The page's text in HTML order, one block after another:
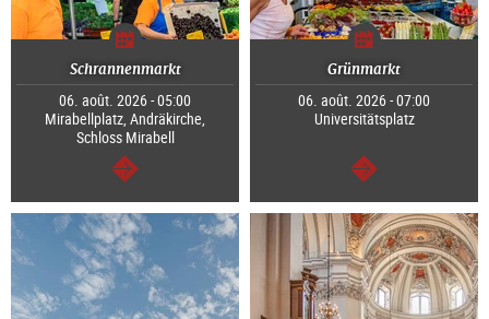
Schrannenmarkt
06. août. 2026 - 05:00
Mirabellplatz, Andräkirche,
Schloss Mirabell
Continuer
Grünmarkt
06. août. 2026 - 07:00
Universitätsplatz
Continuer